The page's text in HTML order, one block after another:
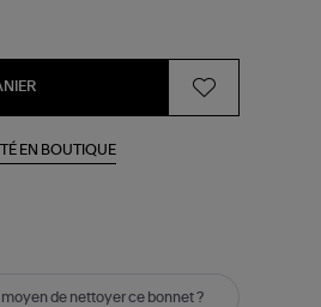
EN BOUTIQUE
moyen de nettoyer ce bonnet ?